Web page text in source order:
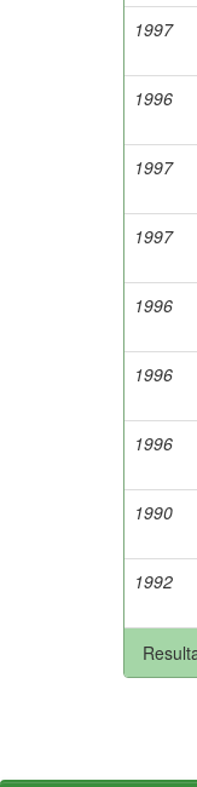
1997
1996
1997
1997
1996
1996
1996
1990
1992